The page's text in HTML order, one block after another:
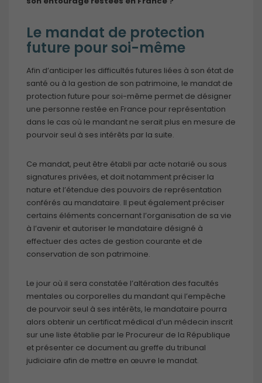
Le mandat de protection
future pour soi-même
Afin d’anticiper les difficultés futures liées à son état de
santé ou à la gestion de son patrimoine, le mandat de
protection future pour soi-même permet de désigner
une personne restée en France pour représentation
dans le cas où le mandant ne serait plus en mesure de
pourvoir seul à ses intérêts par la suite.
Ce mandat, peut être établi par acte notarié ou sous
signatures privées, et doit notamment préciser la
nature et l’étendue des pouvoirs de représentation
conférés au mandataire. Il peut également préciser
certains éléments concernant l’organisation de sa vie
à l’avenir et autoriser le mandataire désigné à
effectuer des actes de gestion courante et de
conservation de son patrimoine.
Le jour où il sera constatée l’altération des facultés
mentales ou corporelles du mandant qui l’empêche
de pourvoir seul à ses intérêts, le mandataire pourra
alors obtenir un certificat médical d’un médecin inscrit
sur une liste établie par le Procureur de la République
et présenter ce document au greffe du tribunal
judiciaire afin de mettre en œuvre le mandat.
Obligatoires
Ces cookies ne
sont pas
optionnels et